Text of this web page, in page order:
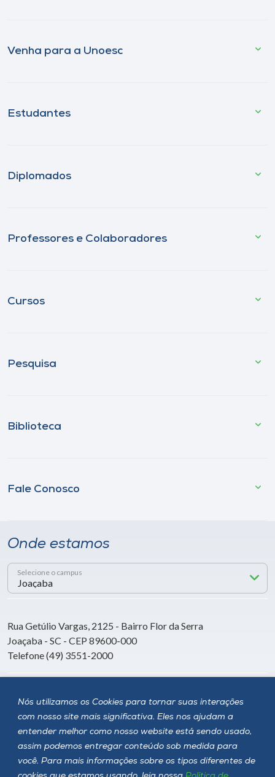
Nós utilizamos os Cookies para tornar suas interações
com nosso site mais significativa. Eles nos ajudam a
entender melhor como nosso website está sendo usado,
assim podemos entregar conteúdo sob medida para
você. Para mais informações sobre os tipos diferentes de
Venha para a Unoesc
Estudantes
Diplomados
Professores e Colaboradores
Cursos
Pesquisa
Biblioteca
Fale Conosco
Onde estamos
Selecione o campus
Rua Getúlio Vargas, 2125 - Bairro Flor da Serra
Joaçaba - SC - CEP 89600-000
Telefone (49) 3551-2000
Siga a Unoesc